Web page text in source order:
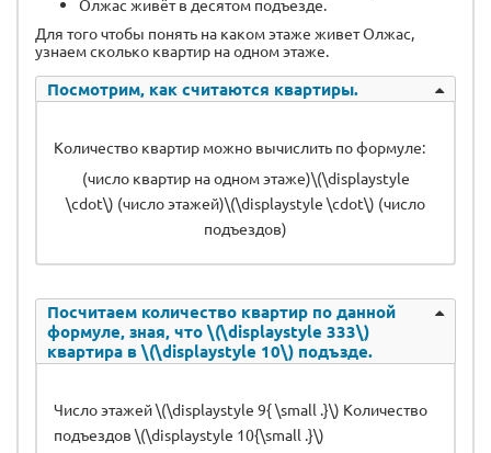
Олжас живёт в десятом подъезде.
Для того чтобы понять на каком этаже живет Олжас,
узнаем сколько квартир на одном этаже.
Посмотрим, как считаются квартиры.
Количество квартир можно вычислить по формуле:
(число квартир на одном этаже)\(\displaystyle
\cdot\) (число этажей)\(\displaystyle \cdot\) (число
подъездов)
Посчитаем количество квартир по данной
формуле, зная, что \(\displaystyle 333\)
квартира в \(\displaystyle 10\) подъзде.
Число этажей \(\displaystyle 9{ \small .}\) Количество
подъездов \(\displaystyle 10{\small .}\)